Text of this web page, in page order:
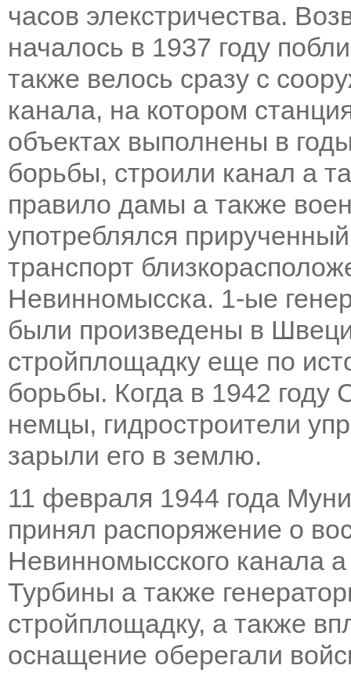
часов элекстричества.
началось в 1937 году
также велось сразу с
канала, на котором
объектах выполнены в
борьбы, строили канал а
правило дамы а также
употреблялся
транспорт
Невинномысска. 1-ые
были произведены в
стройплощадку еще по
борьбы. Когда в 1942 году
немцы, гидростроители
зарыли его в землю.
11 февраля 1944 года
принял распоряжение о
Невинномысского канала
Турбины а также
стройплощадку, а также
оснащение оберегали